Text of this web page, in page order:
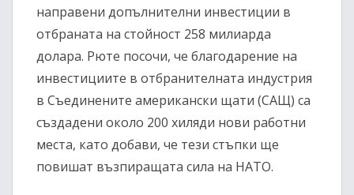
направени допълнителни инвестиции в
отбраната на стойност 258 милиарда
долара. Рюте посочи, че благодарение на
инвестициите в отбранителната индустрия
в Съединените американски щати (САЩ) са
създадени около 200 хиляди нови работни
места, като добави, че тези стъпки ще
повишат възпиращата сила на НАТО.